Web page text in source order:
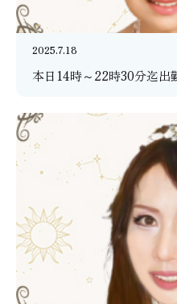
2025.7.18
本日14時～22時30分迄出